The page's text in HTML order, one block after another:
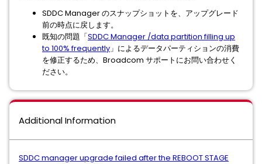
SDDC Manager のスナップショットを、アップグレード
前の時点に戻します。
既知の問題「SDDC Manager /data partition filling up
to 100% frequently」によるデータパーティションの消費
を修正するため、Broadcom サポートにお問い合わせく
ださい。
Additional Information
SDDC manager upgrade failed after the REBOOT STAGE